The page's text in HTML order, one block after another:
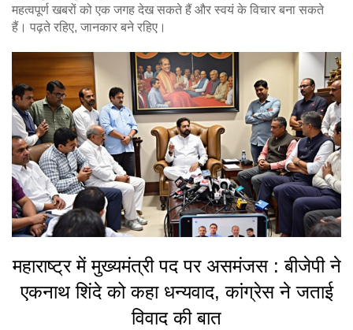
महत्वपूर्ण खबरों को एक जगह देख सकते हैं और स्वयं के विचार बना सकते
हैं। पढ़ते रहिए, जानकार बने रहिए।
महाराष्ट्र में मुख्यमंत्री पद पर असमंजस : बीजेपी ने
एकनाथ शिंदे को कहा धन्यवाद, कांग्रेस ने जताई
विवाद की बात